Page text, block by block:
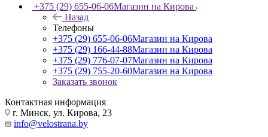
+375 (29) 655-06-06Магазин на Кирова
Назад
Телефоны
+375 (29) 655-06-06Магазин на Кирова
+375 (29) 166-44-88Магазин на Кирова
+375 (29) 776-07-07Магазин на Кирова
+375 (29) 755-20-60Магазин на Кирова
Заказать звонок
Контактная информация
г. Минск, ул. Кирова, 23
info@velostrana.by